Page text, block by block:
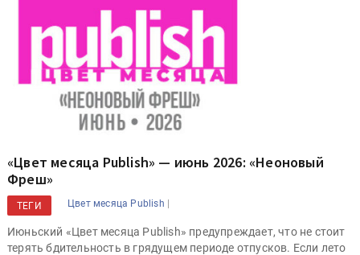
«Цвет месяца Publish» — июнь 2026: «Неоновый
Фреш»
ТЕГИ Цвет месяца Publish |
Июньский «Цвет месяца Publish» предупреждает, что не стоит
терять бдительность в грядущем периоде отпусков. Если лето